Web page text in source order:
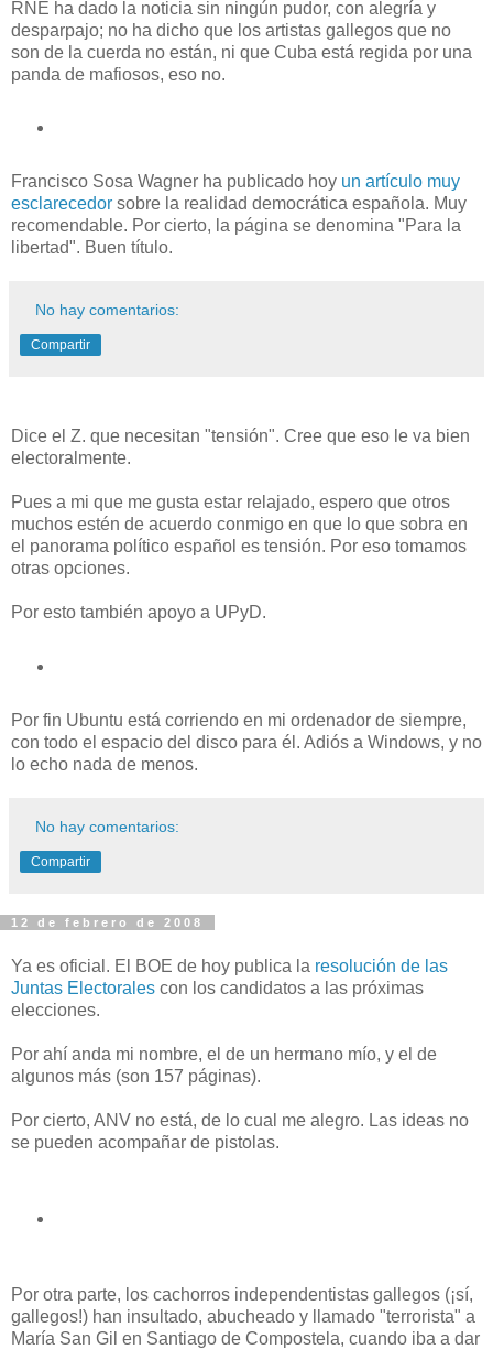
RNE ha dado la noticia sin ningún pudor, con alegría y
desparpajo; no ha dicho que los artistas gallegos que no
son de la cuerda no están, ni que Cuba está regida por una
panda de mafiosos, eso no.
Francisco Sosa Wagner ha publicado hoy un artículo muy
esclarecedor sobre la realidad democrática española. Muy
recomendable. Por cierto, la página se denomina "Para la
libertad". Buen título.
No hay comentarios:
Compartir
Dice el Z. que necesitan "tensión". Cree que eso le va bien
electoralmente.
Pues a mi que me gusta estar relajado, espero que otros
muchos estén de acuerdo conmigo en que lo que sobra en
el panorama político español es tensión. Por eso tomamos
otras opciones.
Por esto también apoyo a UPyD.
Por fin Ubuntu está corriendo en mi ordenador de siempre,
con todo el espacio del disco para él. Adiós a Windows, y no
lo echo nada de menos.
No hay comentarios:
Compartir
12 de febrero de 2008
Ya es oficial. El BOE de hoy publica la resolución de las
Juntas Electorales con los candidatos a las próximas
elecciones.
Por ahí anda mi nombre, el de un hermano mío, y el de
algunos más (son 157 páginas).
Por cierto, ANV no está, de lo cual me alegro. Las ideas no
se pueden acompañar de pistolas.
Por otra parte, los cachorros independentistas gallegos (¡sí,
gallegos!) han insultado, abucheado y llamado "terrorista" a
María San Gil en Santiago de Compostela, cuando iba a dar